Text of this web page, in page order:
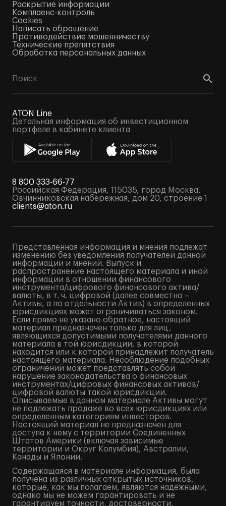
Раскрытие информации
Комплаенс-контроль
Cookies
Написать обращение
Противодействие мошенничеству
Технические препятствия
Обработка персональных данных
ATON Line
Детальная информация об инвестиционном
портфеле в кабинете клиента
8 800 333-66-77
Российская Федерация, 115035, город Москва,
Овчинниковская набережная, дом 20, строение 1
clients@aton.ru
Представленная информация и мнения подлежат
изменению без уведомления получателей данной
информации и мнений. Выпуск и
распространение настоящего материала и иной
информации в отношении финансового
инструмента/цифрового финансового актива/
валюты, в т. ч. цифровой (далее совместно –
Активы, а по отдельности Актив) в определенных
юрисдикциях может ограничиваться законом.
Если прямо не указано обратное, настоящий
материал предназначен только для лиц,
являющихся допустимыми получателями данного
материала в той юрисдикции, в которой
находится или к которой принадлежит получатель
настоящего материала. Несоблюдение подобных
ограничений может представлять собой
нарушение законодательства о финансовых
инструментах/цифровых финансовых активов/
цифровой валюты такой юрисдикции.
Описываемые в данном материале Активы могут
не подлежать продаже во всех юрисдикциях или
определенным категориям инвесторов.
Настоящий материал не предназначен для
доступа к нему с территории Соединенных
Штатов Америки (включая зависимые
территории и Округ Колумбия), Австралии,
Канады и Японии.
Содержащаяся в материале информация, была
получена из различных открытых источников,
которые, как мы полагаем, являются надежными,
однако мы не можем гарантировать и не
гарантируем точности, достоверности,